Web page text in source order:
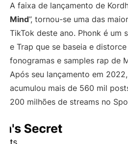
A faixa de lançamento de
Mind”, tornou-se uma das
TikTok deste ano. Phonk é um
e Trap que se baseia e
fonogramas e samples rap de
Após seu lançamento em
acumulou mais de 560 mil
200 milhões de streams no